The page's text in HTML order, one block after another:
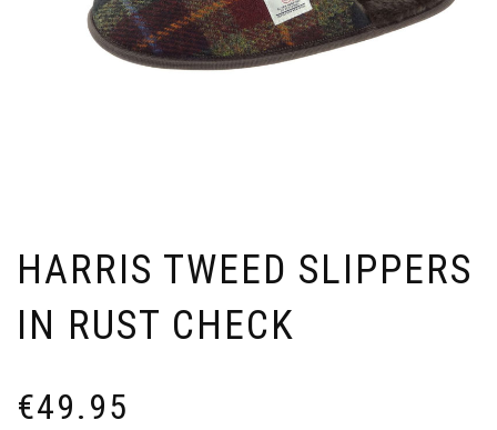
HARRIS TWEED SLIPPERS
IN RUST CHECK
€49.95